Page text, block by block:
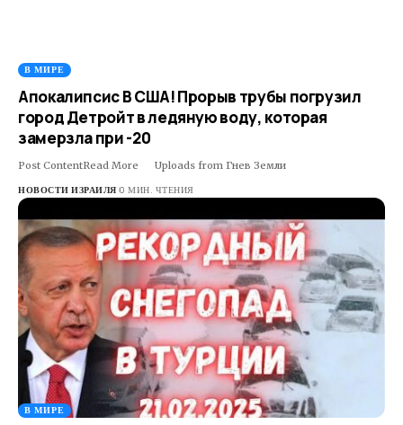
В МИРЕ
Апокалипсис В США! Прорыв трубы погрузил
город Детройт в ледяную воду, которая
замерзла при -20
Post ContentRead More ​ ​ ​Uploads from Гнев Земли
НОВОСТИ ИЗРАИЛЯ 0 МИН. ЧТЕНИЯ
В МИРЕ